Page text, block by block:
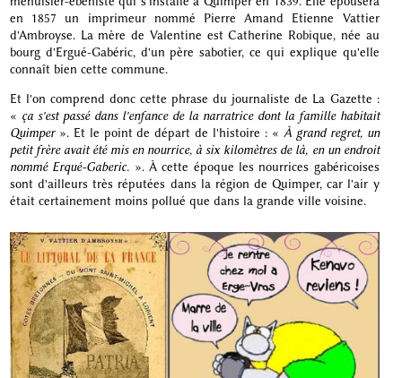
en 1857 un imprimeur nommé Pierre Amand Etienne Vattier
d'Ambroyse. La mère de Valentine est Catherine Robique, née au
bourg d'Ergué-Gabéric, d'un père sabotier, ce qui explique qu'elle
connaît bien cette commune.
Et l'on comprend donc cette phrase du journaliste de La Gazette :
« ça s'est passé dans l'enfance de la narratrice dont la famille habitait
Quimper». Et le point de départ de l'histoire : « À grand regret, un
petit frère avait été mis en nourrice, à six kilomètres de là, en un endroit
nommé Erqué-Gaberic. ». À cette époque les nourrices gabéricoises
sont d'ailleurs très réputées dans la région de Quimper, car l'air y
était certainement moins pollué que dans la grande ville voisine.